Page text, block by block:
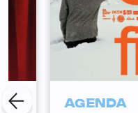
AGENDA